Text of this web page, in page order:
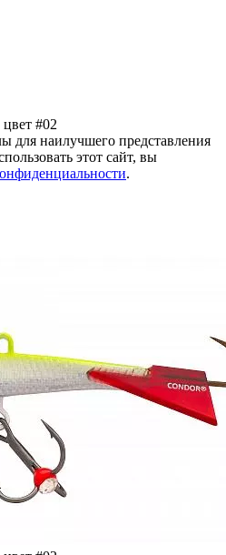
#02
для наилучшего представления
этот сайт, вы
.